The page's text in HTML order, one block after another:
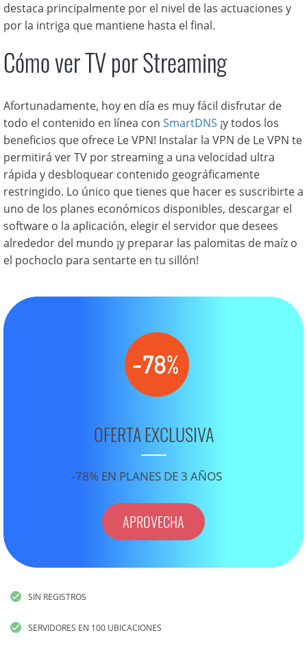
destaca principalmente por el nivel de las actuaciones y
por la intriga que mantiene hasta el final.
Cómo ver TV por Streaming
Afortunadamente, hoy en día es muy fácil disfrutar de
todo el contenido en línea con SmartDNS ¡y todos los
beneficios que ofrece Le VPN! Instalar la VPN de Le VPN te
permitirá ver TV por streaming a una velocidad ultra
rápida y desbloquear contenido geográficamente
restringido. Lo único que tienes que hacer es suscribirte a
uno de los planes económicos disponibles, descargar el
software o la aplicación, elegir el servidor que desees
alrededor del mundo ¡y preparar las palomitas de maíz o
el pochoclo para sentarte en tu sillón!
OFERTA EXCLUSIVA
-78% EN PLANES DE 3 AÑOS
APROVECHA
SIN REGISTROS
SERVIDORES EN 100 UBICACIONES